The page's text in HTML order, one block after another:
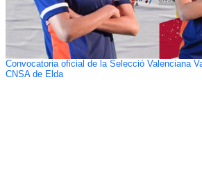
Convocatoria oficial de la Selecció Valenciana
CNSA de Elda